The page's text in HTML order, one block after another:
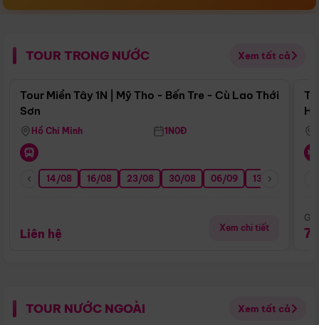
TOUR TRONG NƯỚC Xem tất cả
Điểm nổi bật
Tour Miền Tây 1N | Mỹ Tho - Bến Tre - Cù Lao Thới
Sơn
Hồ Chí Minh 1N0Đ
14/08 16/08 23/08 30/08 06/09 13/09
Liên hệ Xem chi tiết
TOUR NƯỚC NGOÀI Xem tất cả
Điểm nổi bật